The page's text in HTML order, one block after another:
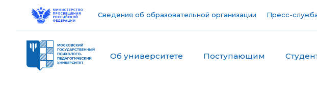
Сведения об образовательной организации Пресс-
Об университете Поступающим